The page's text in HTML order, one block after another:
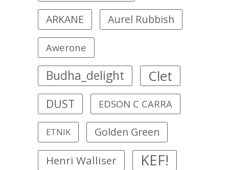
ARKANE Aurel Rubbish
Awerone
Budha_delight Clet
DUST EDSON C CARRA
ETNIK Golden Green
Henri Walliser KEF!